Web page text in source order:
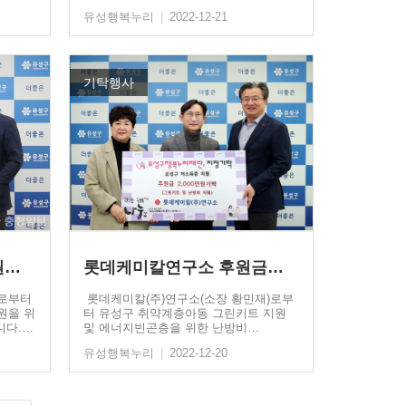
유성행복누리 2022-12-21
백마강참숯민물장어 후원금…
부터
을 위
다.…
기탁행사
롯데케미칼연구소 후원금…
롯데케미칼(주)연구소(소장 황민재)로부
터 유성구 취약계층아동 그린키트 지원
및 에너지빈곤층을 위한 난방비…
유성행복누리
2022-12-20